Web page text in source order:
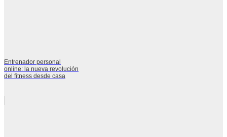
Entrenador personal
online: la nueva revolución
del fitness desde casa